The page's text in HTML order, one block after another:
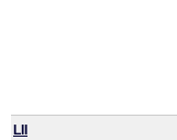
LII